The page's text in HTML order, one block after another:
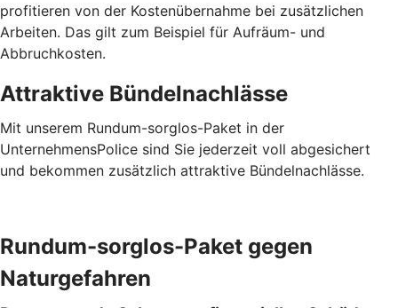
profitieren von der Kostenübernahme bei zusätzlichen
Arbeiten. Das gilt zum Beispiel für Aufräum- und
Abbruchkosten.
Attraktive Bündelnachlässe
Mit unserem Rundum-sorglos-Paket in der
UnternehmensPolice sind Sie jederzeit voll abgesichert
und bekommen zusätzlich attraktive Bündelnachlässe.
Rundum-sorglos-Paket gegen
Naturgefahren